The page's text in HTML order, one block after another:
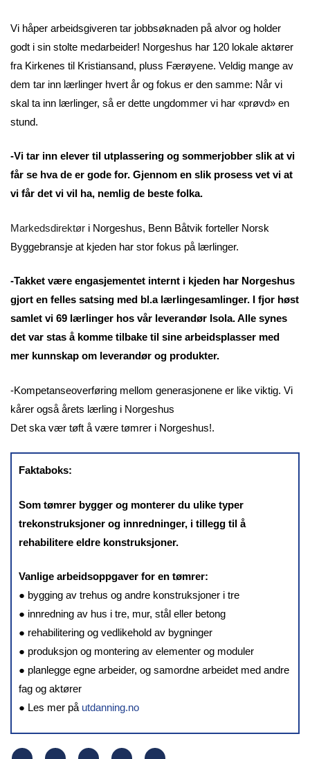
Vi håper arbeidsgiveren tar jobbsøknaden på alvor og holder
godt i sin stolte medarbeider! Norgeshus har 120 lokale aktører
fra Kirkenes til Kristiansand, pluss Færøyene. Veldig mange av
dem tar inn lærlinger hvert år og fokus er den samme: Når vi
skal ta inn lærlinger, så er dette ungdommer vi har «prøvd» en
stund.
-Vi tar inn elever til utplassering og sommerjobber slik at vi
får se hva de er gode for. Gjennom en slik prosess vet vi at
vi får det vi vil ha, nemlig de beste folka.
Markedsdirektør i Norgeshus, Benn Båtvik forteller Norsk
Byggebransje at kjeden har stor fokus på lærlinger.
-Takket være engasjementet internt i kjeden har Norgeshus
gjort en felles satsing med bl.a lærlingesamlinger. I fjor høst
samlet vi 69 lærlinger hos vår leverandør Isola. Alle synes
det var stas å komme tilbake til sine arbeidsplasser med
mer kunnskap om leverandør og produkter.
-Kompetanseoverføring mellom generasjonene er like viktig. Vi
kårer også årets lærling i Norgeshus
Det ska vær tøft å være tømrer i Norgeshus!.
Faktaboks:
Som tømrer bygger og monterer du ulike typer
trekonstruksjoner og innredninger, i tillegg til å
rehabilitere eldre konstruksjoner.
Vanlige arbeidsoppgaver for en tømrer:
● bygging av trehus og andre konstruksjoner i tre
● innredning av hus i tre, mur, stål eller betong
● rehabilitering og vedlikehold av bygninger
● produksjon og montering av elementer og moduler
● planlegge egne arbeider, og samordne arbeidet med andre
fag og aktører
● Les mer på utdanning.no